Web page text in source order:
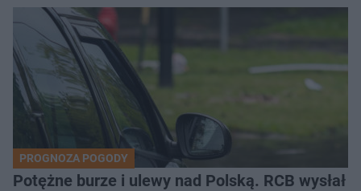
PROGNOZA POGODY
Potężne burze i ulewy nad Polską. RCB